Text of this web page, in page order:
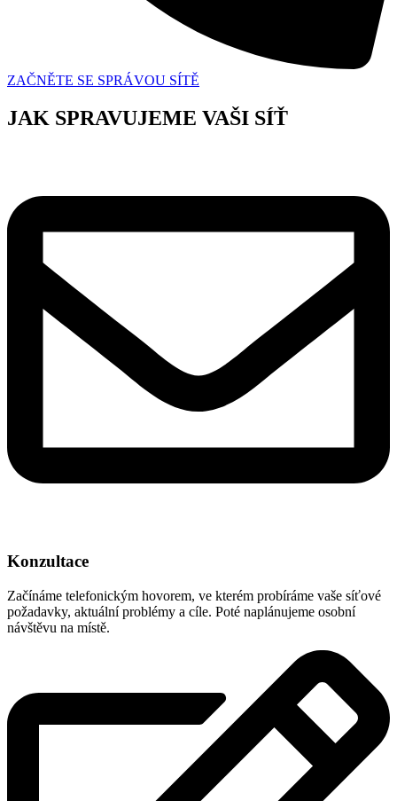
ZAČNĚTE SE SPRÁVOU SÍTĚ
JAK SPRAVUJEME VAŠI SÍŤ
Konzultace
Začínáme telefonickým hovorem, ve kterém probíráme vaše síťové
požadavky, aktuální problémy a cíle. Poté naplánujeme osobní
návštěvu na místě.